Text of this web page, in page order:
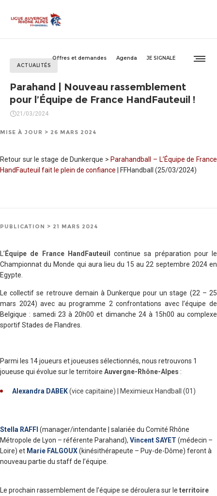
Offres et demandes Agenda
JE SIGNALE
ACTUALITÉS
Parahand | Nouveau rassemblement
pour l’Équipe de France HandFauteuil !
21/03/2024
MISE À JOUR > 26 MARS 2024
Retour sur le stage de Dunkerque > Parahandball – L’Équipe de France
HandFauteuil fait le plein de confiance | FFHandball (25/03/2024)
PUBLICATION > 21 MARS 2024
L’ Équipe de France HandFauteuil
continue sa préparation pour le
Championnat du Monde qui aura lieu du 15 au 22 septembre 2024 en
Egypte.
Le collectif se retrouve demain à Dunkerque pour un stage (22 – 25
mars 2024) avec au programme 2 confrontations avec l’équipe de
Belgique : samedi 23 à 20h00 et dimanche 24 à 15h00 au complexe
sportif Stades de Flandres.
Parmi les 14 joueurs et joueuses sélectionnés, nous retrouvons 1
joueuse qui évolue sur le territoire Auvergne-Rhône-Alpes :
Alexandra DABEK(vice capitaine) | Meximieux Handball (01)
Stella RAFFI (manager/intendante | salariée du Comité Rhône
Métropole de Lyon – référente Parahand), Vincent SAYET (médecin –
Loire) et Marie FALGOUX(kinésithérapeute – Puy-de-Dôme) feront à
nouveau partie du staff de l’équipe.
Le prochain rassemblement de l’équipe se déroulera sur le territoire